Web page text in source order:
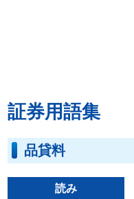
証券用語集
品貸料
読み